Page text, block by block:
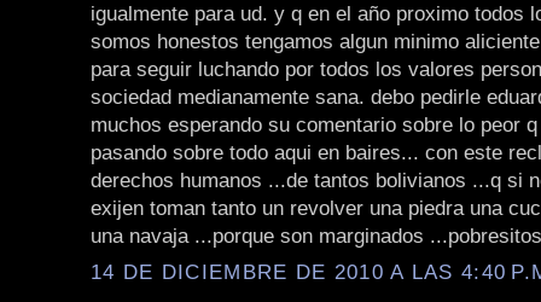
igualmente para ud. y q en el año proximo todos
somos honestos tengamos algun minimo
para seguir luchando por todos los valores
sociedad medianamente sana. debo pedirle
muchos esperando su comentario sobre lo peor
pasando sobre todo aqui en baires... con este
derechos humanos ...de tantos bolivianos ...q si
exijen toman tanto un revolver una piedra una
una navaja ...porque son marginados
14 DE DICIEMBRE DE 2010 A LAS 4:40